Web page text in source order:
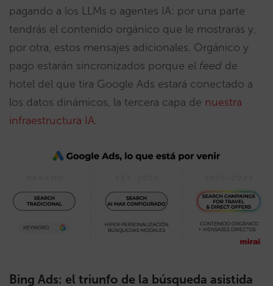
pagando a los LLMs o agentes IA: por una parte
tendrás el contenido orgánico que le mostrarás y,
por otra, estos mensajes adicionales. Orgánico y
pago estarán sincronizados porque el feed de
hotel del que tira Google Ads estará conectado a
los datos dinámicos, la tercera capa de nuestra
infraestructura IA.
Bing Ads: el triunfo de la búsqueda asistida